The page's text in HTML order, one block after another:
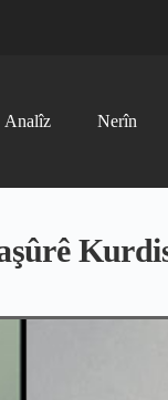
Analîz Nerîn